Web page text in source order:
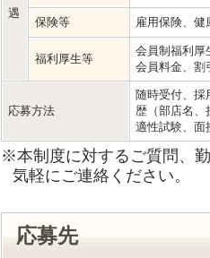
遇
保険等 雇用保険、健
福利厚生等
会員制福利厚
会員料金、割
応募方法
随時受付、採
歴（部店名、
適性試験、面
※本制度に対するご質問、
気軽にご連絡ください。
応募先